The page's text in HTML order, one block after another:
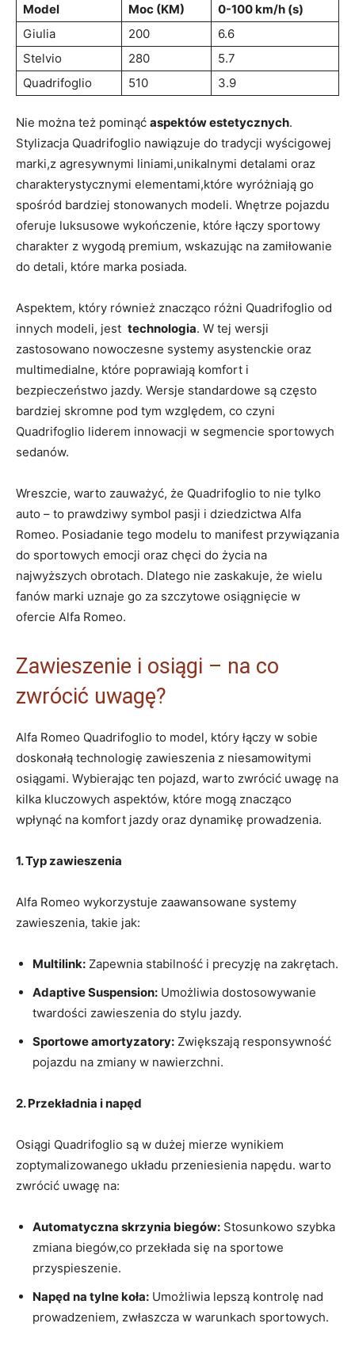
Model Moc (KM)
0-100 km/h (s)
Giulia
200
6.6
Stelvio
280
5.7
Quadrifoglio
510 3.9
Nie można też pominąć aspektów⁣ estetycznych.
Stylizacja ⁣Quadrifoglio nawiązuje do tradycji wyścigowej
marki,z agresywnymi liniami,unikalnymi detalami ​oraz
⁢charakterystycznymi elementami,które wyróżniają go
spośród bardziej stonowanych modeli.⁣ Wnętrze ⁤pojazdu
oferuje luksusowe ⁢wykończenie, które łączy sportowy
charakter z wygodą premium, ‌wskazując ‌na zamiłowanie
do detali, ‍które ‍marka posiada.
Aspektem, który również znacząco różni Quadrifoglio od
innych⁢ modeli, jest ⁢ technologia.‍ W tej wersji
zastosowano nowoczesne systemy ⁢asystenckie oraz
‍multimedialne, które poprawiają komfort i‍
bezpieczeństwo jazdy. Wersje standardowe są często
bardziej skromne pod tym względem, co czyni
Quadrifoglio liderem⁤ innowacji ⁢w⁤ segmencie sportowych
sedanów.
Wreszcie, warto zauważyć, że Quadrifoglio to nie ⁣tylko
auto – ⁤to prawdziwy symbol ⁤pasji i dziedzictwa Alfa
Romeo. ⁢Posiadanie tego modelu to manifest ‌przywiązania
do⁢ sportowych emocji ​oraz chęci do ⁤życia na
⁢najwyższych​ obrotach. Dlatego nie zaskakuje, ⁤że wielu
fanów marki uznaje go za ​szczytowe ‍osiągnięcie w
ofercie ‍Alfa Romeo.
Zawieszenie i ​osiągi ⁣– na co
zwrócić uwagę?
Alfa Romeo‍ Quadrifoglio‌ to‌ model, ⁤który​ łączy w sobie
doskonałą ‍technologię zawieszenia z niesamowitymi
osiągami. Wybierając ten pojazd, warto ‌zwrócić uwagę na
kilka kluczowych ⁤aspektów, które ​mogą znacząco
wpłynąć‍ na komfort ​jazdy oraz dynamikę prowadzenia.
1. Typ​ zawieszenia
Alfa Romeo​ wykorzystuje zaawansowane systemy
‍zawieszenia,⁢ takie​ jak:
Multilink: Zapewnia stabilność i precyzję na zakrętach.
Adaptive⁢ Suspension: Umożliwia dostosowywanie
twardości zawieszenia do stylu⁤ jazdy.
Sportowe amortyzatory: Zwiększają responsywność
pojazdu na zmiany w nawierzchni.
2. Przekładnia i napęd
Osiągi Quadrifoglio są w ‍dużej ⁣mierze wynikiem
zoptymalizowanego układu przeniesienia napędu. warto
zwrócić uwagę na:
Automatyczna skrzynia biegów: ​Stosunkowo szybka
zmiana⁢ biegów,co przekłada się na sportowe⁢
przyspieszenie.
Napęd ‍na tylne koła: Umożliwia ⁤lepszą kontrolę nad
prowadzeniem, zwłaszcza w warunkach sportowych.